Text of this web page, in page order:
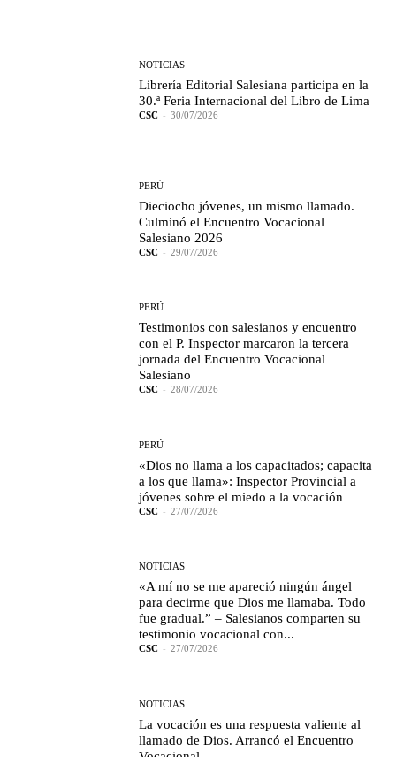
NOTICIAS
Librería Editorial Salesiana participa en la
30.ª Feria Internacional del Libro de Lima
CSC - 30/07/2026
PERÚ
Dieciocho jóvenes, un mismo llamado.
Culminó el Encuentro Vocacional
Salesiano 2026
CSC - 29/07/2026
PERÚ
Testimonios con salesianos y encuentro
con el P. Inspector marcaron la tercera
jornada del Encuentro Vocacional
Salesiano
CSC - 28/07/2026
PERÚ
«Dios no llama a los capacitados; capacita
a los que llama»: Inspector Provincial a
jóvenes sobre el miedo a la vocación
CSC - 27/07/2026
NOTICIAS
«A mí no se me apareció ningún ángel
para decirme que Dios me llamaba. Todo
fue gradual.” – Salesianos comparten su
testimonio vocacional con...
CSC - 27/07/2026
NOTICIAS
La vocación es una respuesta valiente al
llamado de Dios. Arrancó el Encuentro